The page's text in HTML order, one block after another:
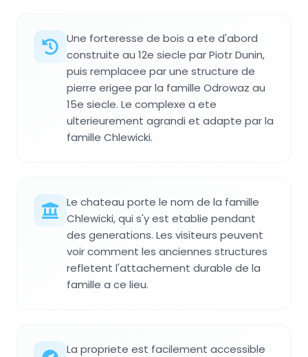
Une forteresse de bois a ete d'abord
construite au 12e siecle par Piotr Dunin,
puis remplacee par une structure de
pierre erigee par la famille Odrowaz au
15e siecle. Le complexe a ete
ulterieurement agrandi et adapte par la
famille Chlewicki.
Le chateau porte le nom de la famille
Chlewicki, qui s'y est etablie pendant
des generations. Les visiteurs peuvent
voir comment les anciennes structures
refletent l'attachement durable de la
famille a ce lieu.
La propriete est facilement accessible